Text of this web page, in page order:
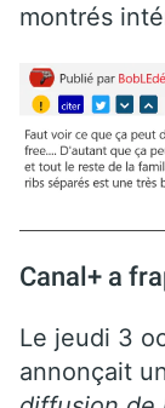
montrés
Canal+ a
Le jeudi 3
annonçait